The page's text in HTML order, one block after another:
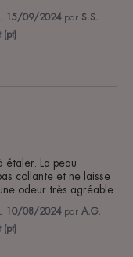
15/09/2024 par S.S.
(pt)
étaler. La peau
collante et ne laisse
odeur très agréable.
10/08/2024 par A.G.
(pt)